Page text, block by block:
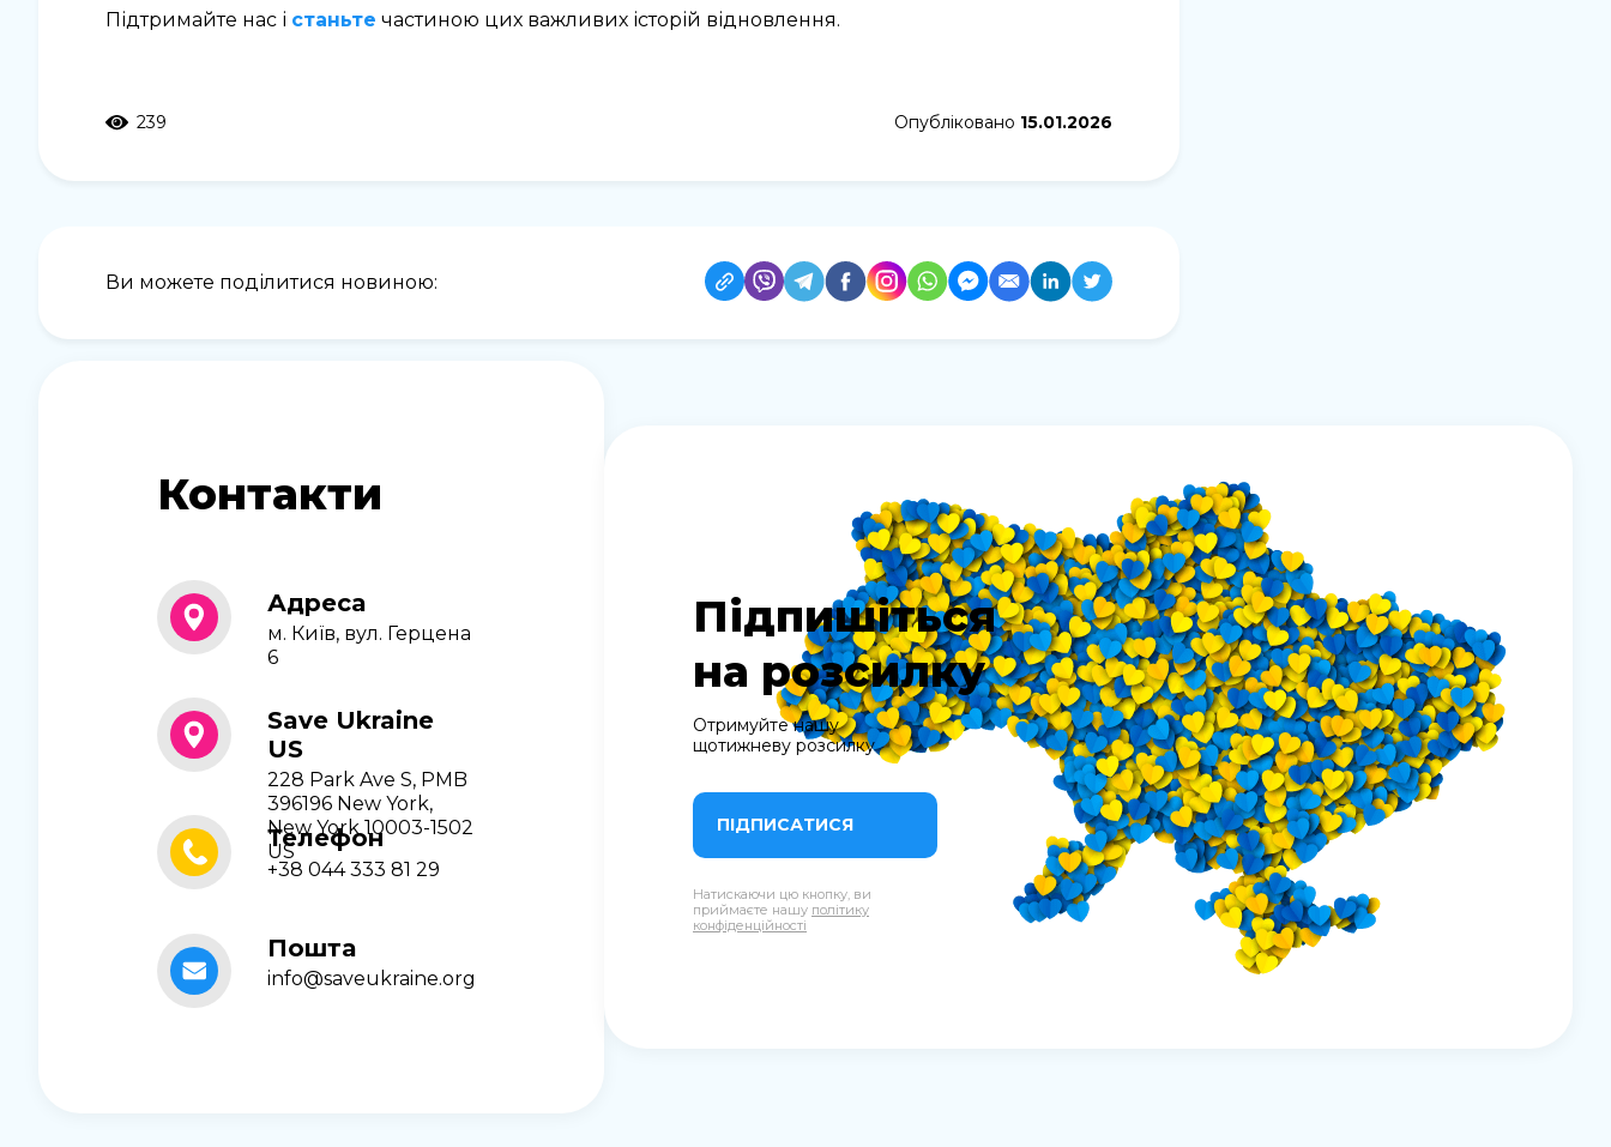
Підтримайте нас і станьте частиною цих важливих історій відновлення.
239 Опубліковано 15.01.2026
Ви можете поділитися новиною:
Контакти
Адреса
м. Київ, вул. Герцена
6
Save Ukraine
US
228 Park Ave S, PMB
396196 New York,
New York 10003-1502
US
Телефон
+38 044 333 81 29
Пошта
info@saveukraine.org
Підпишіться
на розсилку
Отримуйте нашу
щотижневу розсилку
ПІДПИСАТИСЯ
Натискаючи цю кнопку, ви
приймаєте нашу політику
конфіденційності